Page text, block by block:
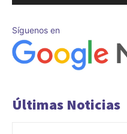
Síguenos en
Últimas Noticias